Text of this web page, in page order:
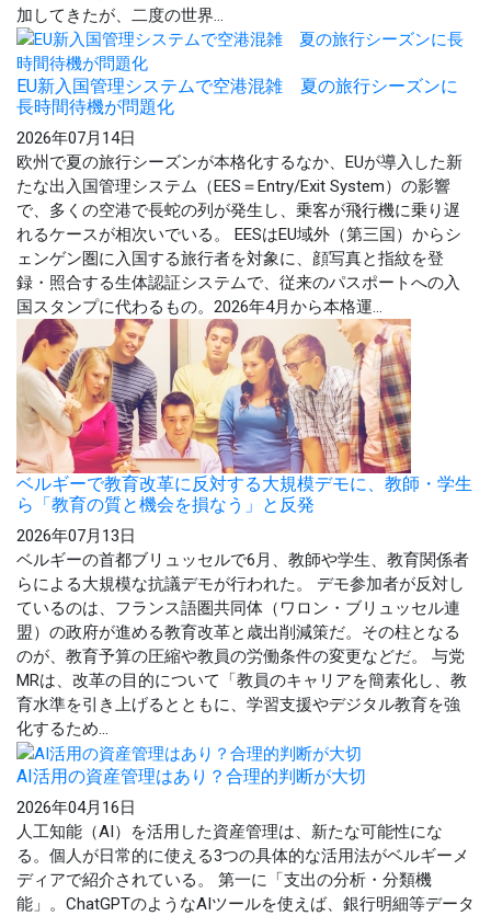
加してきたが、二度の世界...
EU新入国管理システムで空港混雑 夏の旅行シーズンに
長時間待機が問題化
2026年07月14日
欧州で夏の旅行シーズンが本格化するなか、EUが導入した新
たな出入国管理システム（EES＝Entry/Exit System）の影響
で、多くの空港で長蛇の列が発生し、乗客が飛行機に乗り遅
れるケースが相次いでいる。 EESはEU域外（第三国）からシ
ェンゲン圏に入国する旅行者を対象に、顔写真と指紋を登
録・照合する生体認証システムで、従来のパスポートへの入
国スタンプに代わるもの。2026年4月から本格運...
ベルギーで教育改革に反対する大規模デモに、教師・学生
ら「教育の質と機会を損なう」と反発
2026年07月13日
ベルギーの首都ブリュッセルで6月、教師や学生、教育関係者
らによる大規模な抗議デモが行われた。 デモ参加者が反対し
ているのは、フランス語圏共同体（ワロン・ブリュッセル連
盟）の政府が進める教育改革と歳出削減策だ。その柱となる
のが、教育予算の圧縮や教員の労働条件の変更などだ。 与党
MRは、改革の目的について「教員のキャリアを簡素化し、教
育水準を引き上げるとともに、学習支援やデジタル教育を強
化するため...
AI活用の資産管理はあり？合理的判断が大切
2026年04月16日
人工知能（AI）を活用した資産管理は、新たな可能性にな
る。個人が日常的に使える3つの具体的な活用法がベルギーメ
ディアで紹介されている。 第一に「支出の分析・分類機
能」。ChatGPTのようなAIツールを使えば、銀行明細等データ